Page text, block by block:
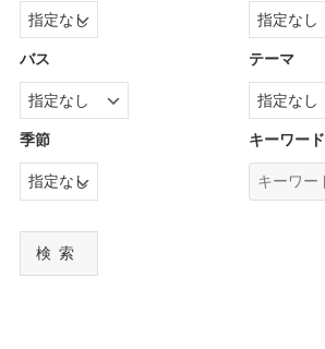
バス テーマ
季節 キーワード
検索